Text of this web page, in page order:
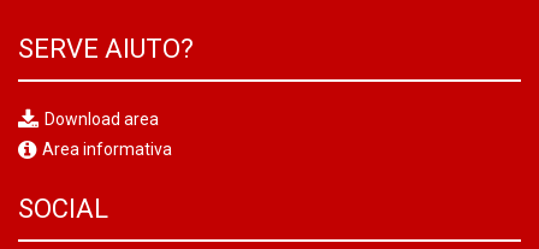
SERVE AIUTO?
Download area
Area informativa
SOCIAL